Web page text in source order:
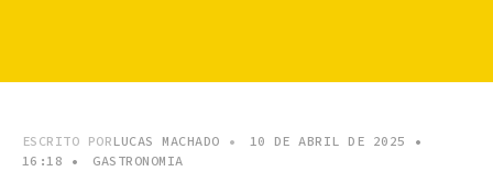
ESCRITO POR LUCAS MACHADO • 10 DE ABRIL DE 2025
•
16:18
• GASTRONOMIA